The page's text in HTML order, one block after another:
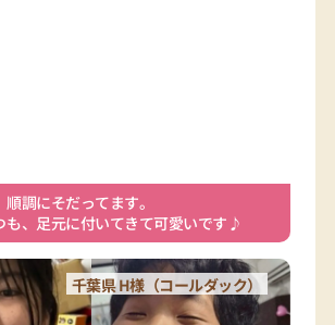
調にそだってます。
も、足元に付いてきて可愛いです♪
千葉県 H様（コールダック）